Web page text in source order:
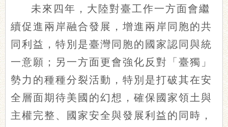
未來四年，大陸對臺工作一方面會繼
續促進兩岸融合發展，增進兩岸同胞的共
同利益，特別是臺灣同胞的國家認同與統
一意願；另一方面更會強化反對「臺獨」
勢力的種種分裂活動，特別是打破其在安
全層面期待美國的幻想，確保國家領土與
主權完整、國家安全與發展利益的同時，